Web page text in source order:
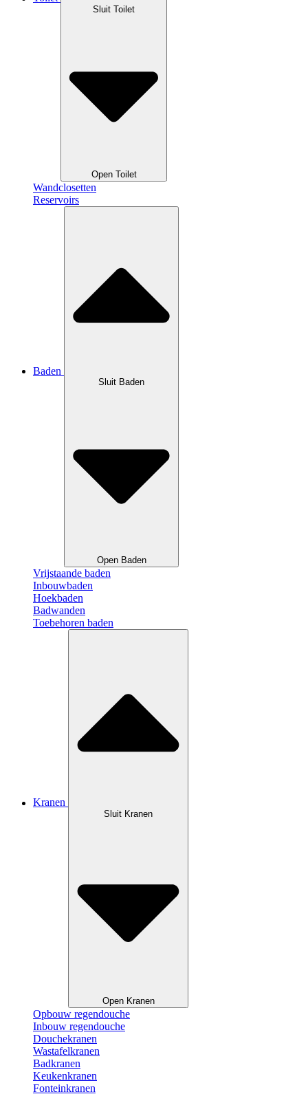
Sluit Toilet
Open Toilet
Wandclosetten
Reservoirs
Baden
Sluit Baden
Open Baden
Vrijstaande baden
Inbouwbaden
Hoekbaden
Badwanden
Toebehoren baden
Kranen
Sluit Kranen
Open Kranen
Opbouw regendouche
Inbouw regendouche
Douchekranen
Wastafelkranen
Badkranen
Keukenkranen
Fonteinkranen